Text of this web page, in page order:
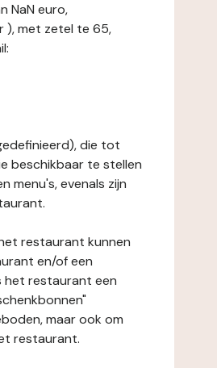
NaN euro,
), met zetel te 65,
die tot
beschikbaar te stellen
menu's, evenals zijn
restaurant kunnen
en/of een
het restaurant een
maar ook om
restaurant.